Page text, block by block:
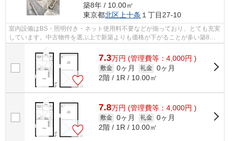
築8年 / 10.00㎡
東京都北区 上十条 １丁目27-10
室内設備はBS・照明付き・ネット使用料不要などが揃っており、とても充実
しています。中古物件を選ぶ上で新築よりも価格が下がることが多い築8年
7.3万円 (管理費等：4,000円 )
敷金 0ヶ月 礼金 0ヶ月
2階 / 1R / 10.00㎡
7.8万円 (管理費等：4,000円 )
敷金 0ヶ月 礼金 0ヶ月
2階 / 1R / 10.00㎡